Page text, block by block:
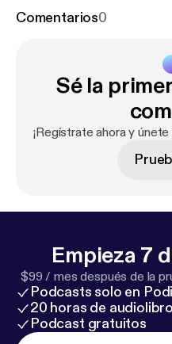
favourite stories set a
Comentarios0
Sé la
¡Regístrate ahora y
Empieza 7
$99 / mes después de la
Podcasts solo en
20 horas de
Podcast gratuitos